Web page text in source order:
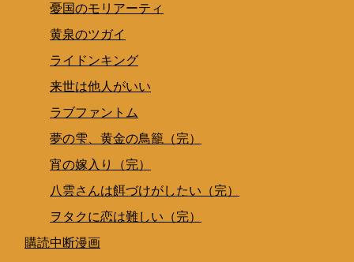
憂国のモリアーティ
黄泉のツガイ
ライドンキング
来世は他人がいい
ラブファントム
夢の雫、黄金の鳥籠（完）
宵の嫁入り（完）
八雲さんは餌づけがしたい（完）
ヲタクに恋は難しい（完）
購読中断漫画